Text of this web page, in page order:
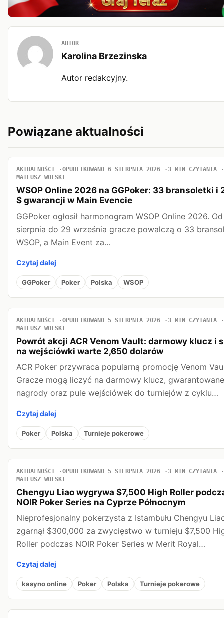
AUTOR
Karolina Brzezinska
Autor redakcyjny.
Powiązane aktualności
AKTUALNOŚCI OPUBLIKOWANO 6 SIERPNIA 2026
3 MIN CZYTANIA
MATEUSZ WOLSKI
WSOP Online 2026 na GGPoker: 33 bransoletki i
$ gwarancji w Main Evencie
GGPoker ogłosił harmonogram WSOP Online 2026.
sierpnia do 29 września gracze powalczą o 33
WSOP, a Main Event za…
Czytaj dalej
GGPoker Poker Polska WSOP
AKTUALNOŚCI OPUBLIKOWANO 5 SIERPNIA 2026
3 MIN CZYTANIA
MATEUSZ WOLSKI
Powrót akcji ACR Venom Vault: darmowy klucz i
na wejściówki warte 2,650 dolarów
ACR Poker przywraca popularną promocję Venom
Gracze mogą liczyć na darmowy klucz, gwarantowane
nagrody oraz pule wejściówek do turniejów z cyklu…
Czytaj dalej
Poker Polska Turnieje pokerowe
AKTUALNOŚCI OPUBLIKOWANO 5 SIERPNIA 2026
3 MIN CZYTANIA
MATEUSZ WOLSKI
Chengyu Liao wygrywa $7,500 High Roller
NOIR Poker Series na Cyprze Północnym
Nieprofesjonalny pokerzysta z Istambułu Chengyu
zgarnął $300,000 za zwycięstwo w turnieju $7,500
Roller podczas NOIR Poker Series w Merit Royal…
Czytaj dalej
kasyno online Poker Polska Turnieje pokerowe